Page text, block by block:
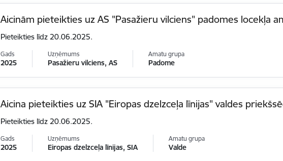
Aicinām pieteikties uz AS "Pasažieru vilciens" padomes locekļa
Pieteikties līdz 20.06.2025.
Gads
2025
Uzņēmums
Pasažieru vilciens, AS
Amatu grupa
Padome
Aicina pieteikties uz SIA "Eiropas dzelzceļa līnijas" valdes
Pieteikties līdz 20.06.2025.
Gads
2025
Uzņēmums
Eiropas dzelzceļa līnijas, SIA
Amatu grupa
Valde